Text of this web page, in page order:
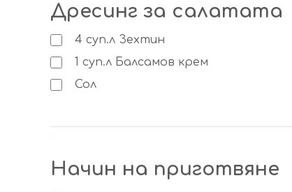
Дресинг за салатата
4 суп.л Зехтин
1 суп.л Балсамов крем
Сол
Начин на приготвяне